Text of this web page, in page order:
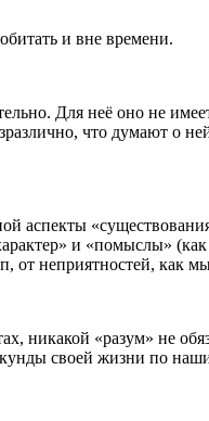
и вне времени.
Для неё оно не
что думают о
аспекты
и «помыслы»
неприятностей, как
никакой «разум» не
своей жизни по